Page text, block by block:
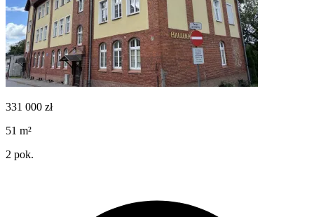
331 000 zł
51 m²
2 pok.